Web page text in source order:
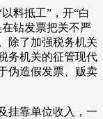
料抵工”，开“白
钻发票把关不严
除了加强税务机关
务机关的征管现代
伪造假发票、贩卖
挂靠单位收入，一